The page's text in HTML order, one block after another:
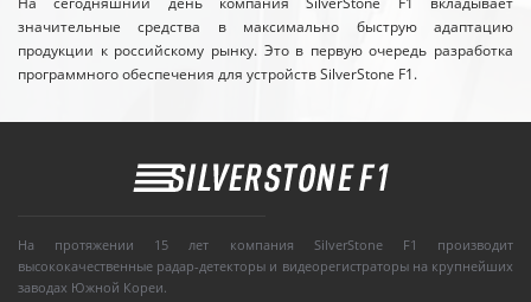
значительные средства в максимально быструю адаптацию
продукции к российскому рынку. Это в первую очередь разработка
программного обеспечения для устройств SilverStone F1.
На протяжении 15 лет компания SilverStone F1 производит
высококачественные радар-детекторы и видеорегистраторы на крупнейших
заводах Южной Кореи.